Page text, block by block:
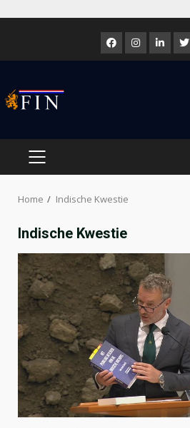
content
FacebookInstagram
PRIMARY
Home Indische Kwestie
Indische Kwestie